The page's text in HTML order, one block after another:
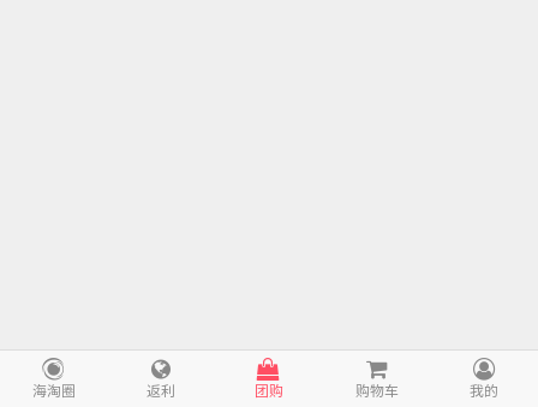
海淘圈 返利 团购 购物车 我的